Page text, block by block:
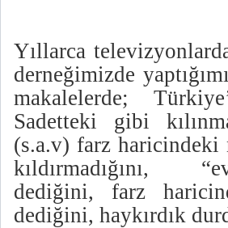
Yıllarca
derneğimizde
makalelerde;
Sadetteki gibi
(s.a.v) farz haricindeki
kıldırmadığını,
dediğini, farz
dediğini, haykırdık